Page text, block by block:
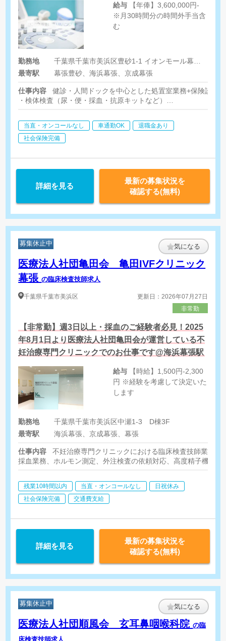
給与
※月30時間分の時間外手当含
む
勤務地
千葉県千葉市美浜区豊砂1-1 イオンモール幕張新都心グランドモール1F
最寄駅
幕張豊砂、海浜幕張、京成幕張
仕事内容
健診・人間ドックを中心とした処置室業務+保険診療
・検体検査（尿・便・採血・抗原キットなど）
・健診結果票の作成補助
当直・オンコールなし 車通勤OK
退職金あり
社会保険完備
詳細を見る
最新の募集状況を
確認する(無料)
募集休止中 気になる
医療法人社団亀田会 亀田IVFクリニック
幕張の臨床検査技師求人
千葉県千葉市美浜区
更新日：2026年07月27日
非常勤
【非常勤】週3日以上・採血のご経験者必見！2025
年8月1日より医療法人社団亀田会が運営している不
妊治療専門クリニックでのお仕事です@海浜幕張駅
給与
円 ※経験を考慮して決定いた
します
勤務地
千葉県千葉市美浜区中瀬1-3 D棟3F
最寄駅
海浜幕張、京成幕張、幕張
仕事内容
不妊治療専門クリニックにおける臨床検査技師業務
採血業務、ホルモン測定、外注検査の依頼対応、高度精子機能検
残業10時間以内 当直・オンコールなし
日祝休み
社会保険完備
交通費支給
詳細を見る
最新の募集状況を
確認する(無料)
募集休止中 気になる
医療法人社団順風会 玄耳鼻咽喉科院の臨
床検査技師求人